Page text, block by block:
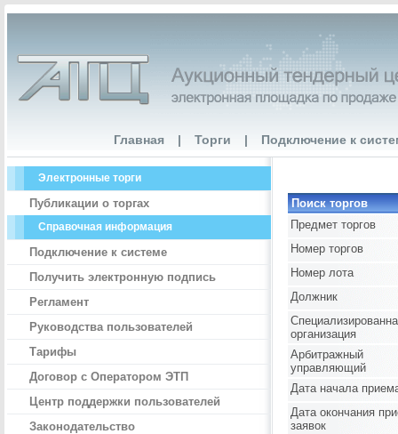
Главная | Торги | Подключение к
Электронные торги
Публикации о торгах
Справочная информация
Подключение к системе
Получить электронную подпись
Регламент
Руководства пользователей
Тарифы
Договор с Оператором ЭТП
Центр поддержки пользователей
Законодательство
Поиск торгов
Предмет торгов
Номер торгов
Номер лота
Должник
организация
Арбитражный
управляющий
Дата начала
Дата окончания
заявок